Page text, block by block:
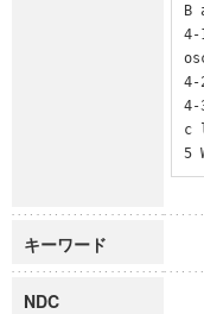
B
4-
4-
4-
c
5
キーワード
NDC